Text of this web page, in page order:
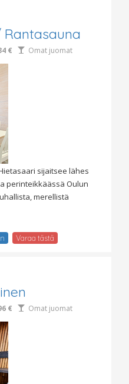
€ Omat juomat
sijaitsee lähes
perinteikkäässä Oulun
merellistä
Varaa tästä
€ Omat juomat